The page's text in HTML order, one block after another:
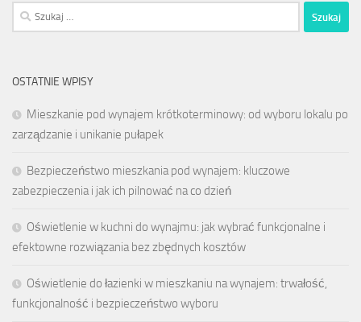
Szukaj:
OSTATNIE WPISY
Mieszkanie pod wynajem krótkoterminowy: od wyboru lokalu po
zarządzanie i unikanie pułapek
Bezpieczeństwo mieszkania pod wynajem: kluczowe
zabezpieczenia i jak ich pilnować na co dzień
Oświetlenie w kuchni do wynajmu: jak wybrać funkcjonalne i
efektowne rozwiązania bez zbędnych kosztów
Oświetlenie do łazienki w mieszkaniu na wynajem: trwałość,
funkcjonalność i bezpieczeństwo wyboru